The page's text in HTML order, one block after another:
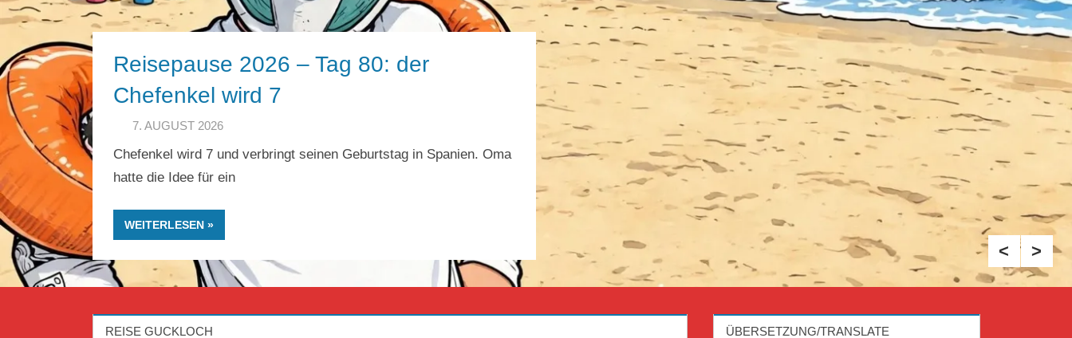
Reisepause 2026 – Tag 80: der
Chefenkel wird 7
7. AUGUST 2026
Chefenkel wird 7 und verbringt seinen Geburtstag in Spanien. Oma
hatte die Idee für ein
WEITERLESEN
REISE GUCKLOCH ÜBERSETZUNG/TRANSLATE